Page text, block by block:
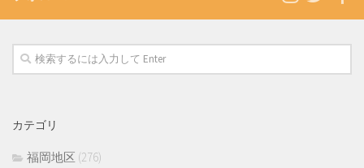
カテゴリ
福岡地区 (276)